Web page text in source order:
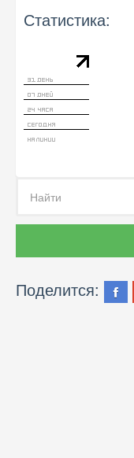
Статистика:
Поделится: